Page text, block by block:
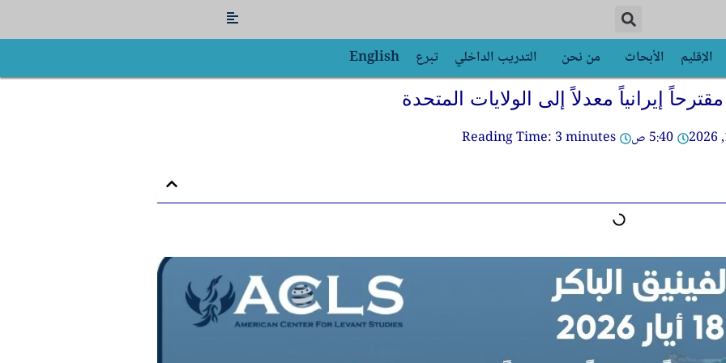
Flyout
Menu
الإقليم الأبحاث من نحن التدريب الداخلي تبرع English
إيرانياً معدلاً إلى الولايات المتحدة
5:40 ص Reading Time: 3minutes